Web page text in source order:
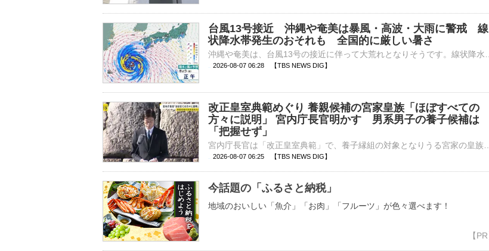
台風13号接近 沖縄や奄美は暴風・高波・大雨に警戒 線
状降水帯発生のおそれも 全国的に厳しい暑さ
2026-08-07 06:28 【TBS NEWS DIG】
改正皇室典範めぐり 養親候補の宮家皇族「ほぼすべての
方々に説明」 宮内庁長官明かす 男系男子の養子候補は
「把握せず」
2026-08-07 06:25 【TBS NEWS DIG】
今話題の「ふるさと納税」
地域のおいしい「魚介」「お肉」「フルーツ」が色々選べます！